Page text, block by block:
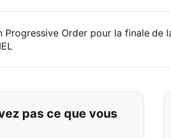
Progressive Order pour la finale de
pas ce
pas ce que vous